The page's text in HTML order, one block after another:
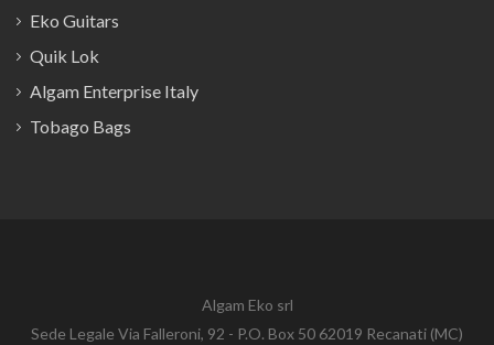
Eko Guitars
Quik Lok
Algam Enterprise Italy
Tobago Bags
Algam Eko srl
Sede Legale Via Falleroni, 92 - P.O. Box 50 62019 Recanati (MC)